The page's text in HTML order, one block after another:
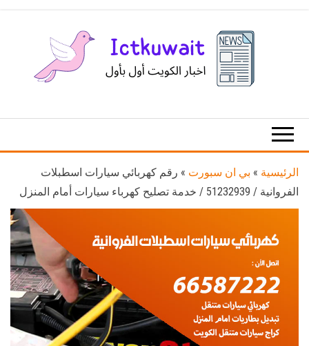
الكويت
الرئيسية » بي ان سبورت » رقم كهربائي سيارات اسطبلات
الفروانية / 51232939‬ / خدمة تصليح كهرباء سيارات أمام المنزل